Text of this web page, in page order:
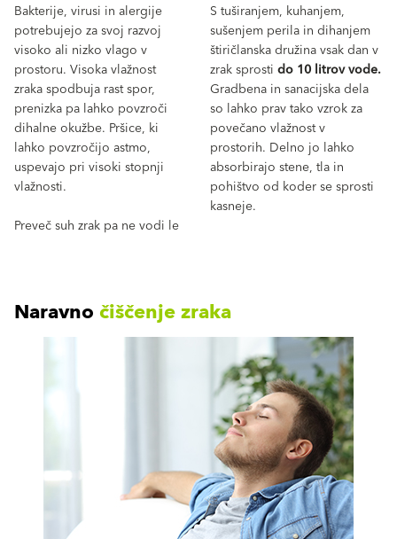
Bakterije, virusi in alergije
potrebujejo za svoj razvoj
visoko ali nizko vlago v
prostoru. Visoka vlažnost
zraka spodbuja rast spor,
prenizka pa lahko povzroči
dihalne okužbe. Pršice, ki
lahko povzročijo astmo,
uspevajo pri visoki stopnji
vlažnosti.
Preveč suh zrak pa ne vodi le
S tuširanjem, kuhanjem,
sušenjem perila in dihanjem
štiričlanska družina vsak dan v
zrak sprosti do 10 litrov vode.
Gradbena in sanacijska dela
so lahko prav tako vzrok za
povečano vlažnost v
prostorih. Delno jo lahko
absorbirajo stene, tla in
pohištvo od koder se sprosti
kasneje.
Naravnočiščenje zraka